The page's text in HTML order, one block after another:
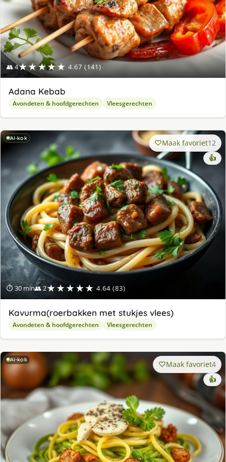
👥 4★★★★★ 4.67 (141)
Adana Kebab
Avondeten & hoofdgerechten Vleesgerechten
AI-kok
⏱ 30 min👥 2★★★★★ 4.64 (83)
Maak favoriet12
👍
Kavurma(roerbakken met stukjes vlees)
Avondeten & hoofdgerechten Vleesgerechten
AI-kok Maak favoriet4
👍